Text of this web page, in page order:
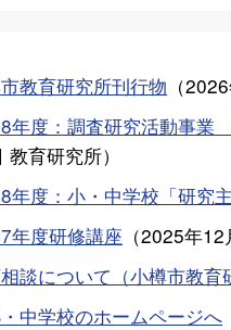
教育研究所刊行物 （
年度：調査研究活動事業
教育研究所）
年度：小・中学校「研究主
年度研修講座 （2025年12
談について（小樽市教育
中学校のホームページへ